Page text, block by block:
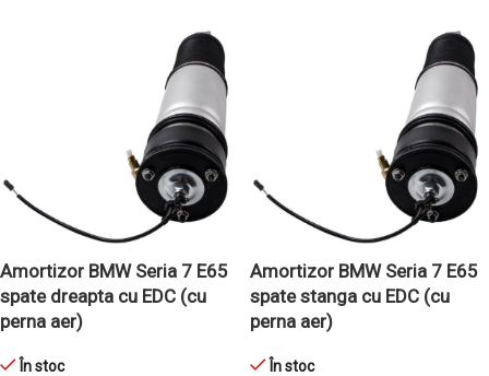
Amortizor BMW Seria 7 E65
spate dreapta cu EDC (cu
perna aer)
În stoc
Amortizor BMW Seria 7 E65
spate stanga cu EDC (cu
perna aer)
În stoc